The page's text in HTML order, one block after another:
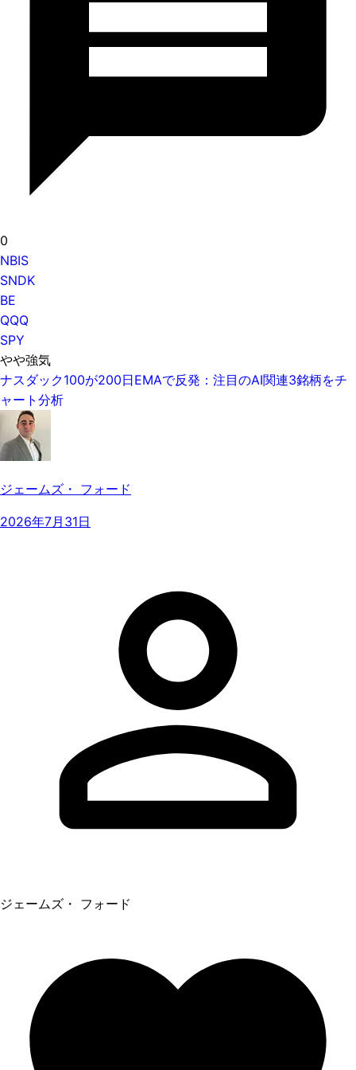
0
NBIS
SNDK
BE
QQQ
SPY
やや強気
ナスダック100が200日EMAで反発：注目のAI関連3銘柄をチ
ャート分析
ジェームズ・ フォード
2026年7月31日
ジェームズ・ フォード